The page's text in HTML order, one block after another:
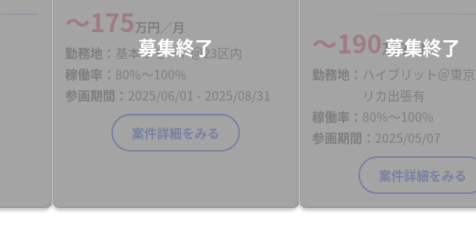
〜175万円／月
勤務地
基本リモート＠23区内
稼働率
80%〜100%
参画期間
2025/06/01 - 2025/08/31
案件詳細をみる
〜190万円／月
勤務地
ハイブリット＠東
リカ出張有
稼働率
80%〜100%
参画期間
2025/05/07
案件詳細をみる